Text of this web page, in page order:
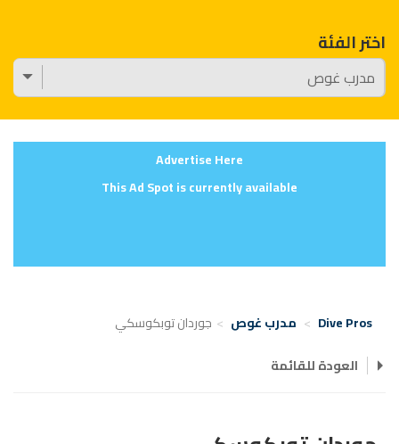
اختر الفئة
Advertise Here
This Ad Spot is currently available
Dive Pros مدرب غوص
جوردان توبكوسكي
العودة للقائمة